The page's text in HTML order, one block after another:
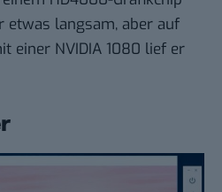
langsam, aber auf
einer NVIDIA 1080 lief er